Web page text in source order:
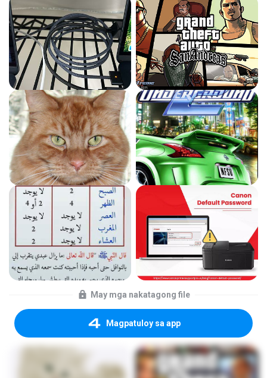
May mga nakatagong file
Magpatuloy sa app